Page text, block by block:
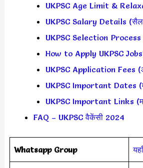
UKPSC Age Limit &
UKPSC Salary Details
UKPSC Selection Process
How to Apply UKPSC
UKPSC Application Fees
UKPSC Important Dates
UKPSC Important Links
FAQ – UKPSC वैकेंसी 2024
Whatsapp Group